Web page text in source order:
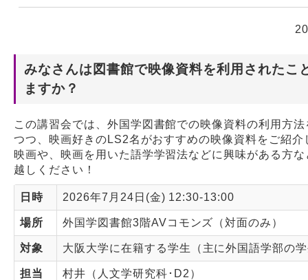
Webサービス
みなさんは図書館で映像資料を利用されたこ
ますか？
この講習会では、外国学図書館での映像資料の利用方
つつ、映画好きのLS2名がおすすめの映像資料をご紹介
映画や、映画を用いた語学学習法などに興味がある方
越しください！
日時 2026年7月24日(金) 12:30-13:00
場所 外国学図書館3階AVコモンズ（対面のみ）
対象 大阪大学に在籍する学生（主に外国語学部の
担当
村井（人文学研究科･D2）